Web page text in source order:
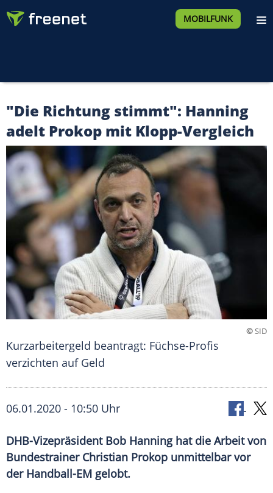
MOBILFUNK
"Die Richtung stimmt": Hanning
adelt Prokop mit Klopp-Vergleich
©SID
Kurzarbeitergeld beantragt: Füchse-Profis
verzichten auf Geld
06.01.2020 - 10:50 Uhr
DHB-Vizepräsident Bob Hanning hat die Arbeit von
Bundestrainer Christian Prokop unmittelbar vor
der Handball-EM gelobt.